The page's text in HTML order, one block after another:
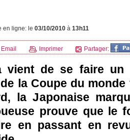
en ligne: le 03/10/2010 à 13h11
Email Imprimer Partager:
vient de se faire
la Coupe du
la Japonaise
prouve que le
en passant en